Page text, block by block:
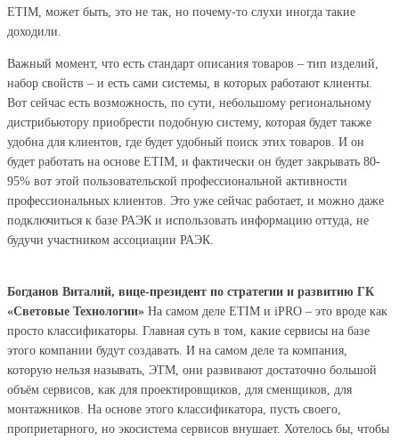
ETIM, может быть, это не так, но почему-то слухи иногда такие
доходили.
Важный момент, что есть стандарт описания товаров – тип изделий,
набор свойств – и есть сами системы, в которых работают клиенты.
Вот сейчас есть возможность, по сути, небольшому региональному
дистрибьютору приобрести подобную систему, которая будет также
удобна для клиентов, где будет удобный поиск этих товаров. И он
будет работать на основе ETIM, и фактически он будет закрывать 80-
95% вот этой пользовательской профессиональной активности
профессиональных клиентов. Это уже сейчас работает, и можно даже
подключиться к базе РАЭК и использовать информацию оттуда, не
будучи участником ассоциации РАЭК.
Богданов Виталий, вице-президент по стратегии и развитию ГК
«Световые Технологии» На самом деле ETIM и iPRO – это вроде как
просто классификаторы. Главная суть в том, какие сервисы на базе
этого компании будут создавать. И на самом деле та компания,
которую нельзя называть, ЭТМ, они развивают достаточно большой
объём сервисов, как для проектировщиков, для сменщиков, для
монтажников. На основе этого классификатора, пусть своего,
проприетарного, но экосистема сервисов внушает. Хотелось бы, чтобы